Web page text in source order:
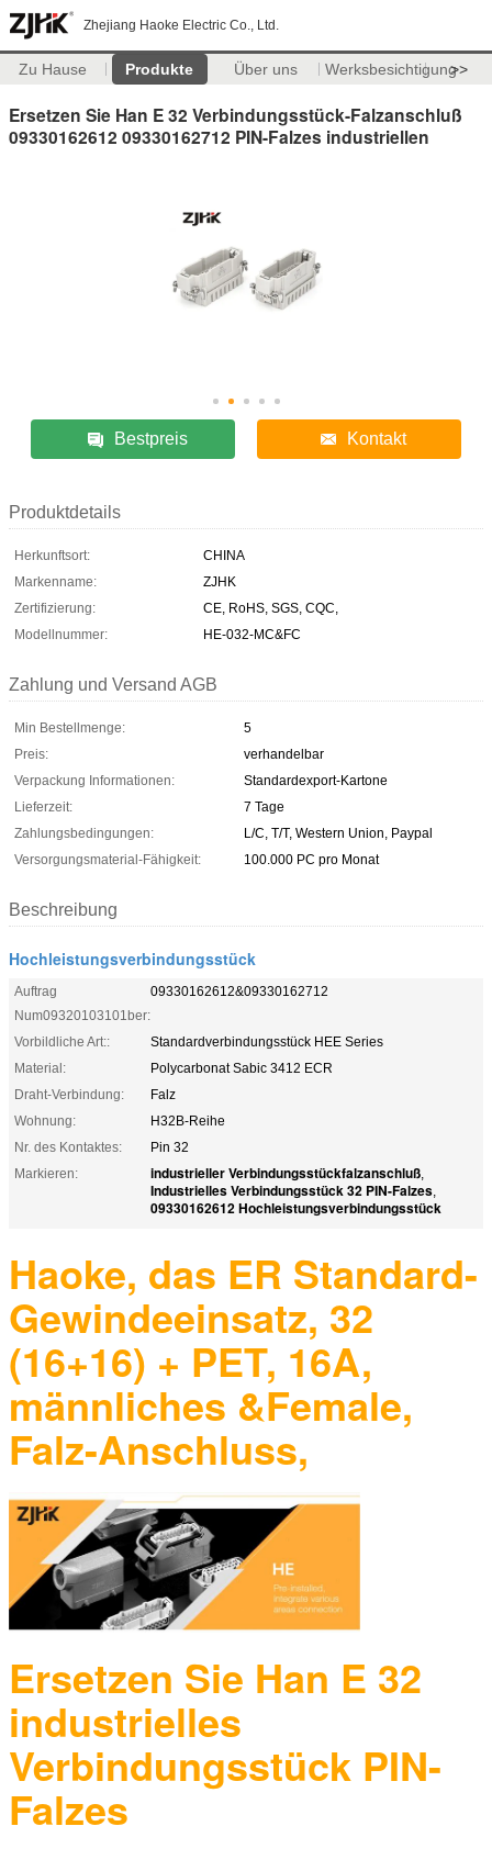
Zhejiang Haoke Electric Co., Ltd.
Zu Hause Produkte Über uns Werksbesichtigung>>
Ersetzen Sie Han E 32 Verbindungsstück-Falzanschluß
09330162612 09330162712 PIN-Falzes industriellen
Bestpreis Kontakt
Produktdetails
Herkunftsort:
CHINA
Markenname:
ZJHK
Zertifizierung:
CE, RoHS, SGS, CQC,
Modellnummer:
HE-032-MC&FC
Zahlung und Versand AGB
Min Bestellmenge:
5
Preis:
verhandelbar
Verpackung Informationen:
Standardexport-Kartone
Lieferzeit:
7 Tage
Zahlungsbedingungen:
L/C, T/T, Western Union, Paypal
Versorgungsmaterial-Fähigkeit:
100.000 PC pro Monat
Beschreibung
Hochleistungsverbindungsstück
Auftrag
Num09320103101ber:
09330162612&09330162712
Vorbildliche Art::
Standardverbindungsstück HEE Series
Material:
Polycarbonat Sabic 3412 ECR
Draht-Verbindung:
Falz
Wohnung:
H32B-Reihe
Nr. des Kontaktes:
Pin 32
Markieren:
industrieller Verbindungsstückfalzanschluß,
Industrielles Verbindungsstück 32 PIN-Falzes,
09330162612 Hochleistungsverbindungsstück
Haoke, das ER Standard-
Gewindeeinsatz, 32
(16+16) + PET, 16A,
männliches &Female,
Falz-Anschluss,
Ersetzen Sie Han E 32
industrielles
Verbindungsstück PIN-
Falzes